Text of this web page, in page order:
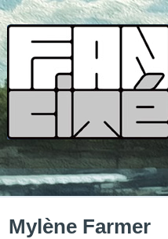
Mylène Farmer